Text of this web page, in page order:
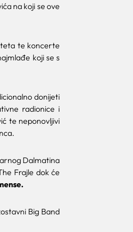
na koji se ove
te koncerte
koji se s
donijeti
radionice i
te neponovljivi
Dalmatina
Frajle dok će
Big Band